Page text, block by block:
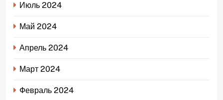
Июль 2024
Май 2024
Апрель 2024
Март 2024
Февраль 2024